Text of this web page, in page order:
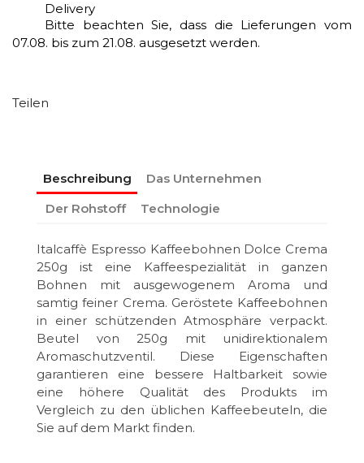
Delivery
Bitte beachten Sie, dass die Lieferungen vom
07.08. bis zum 21.08. ausgesetzt werden.
Teilen
Beschreibung
Das Unternehmen
Der Rohstoff
Technologie
Italcaffè Espresso Kaffeebohnen Dolce Crema
250g ist eine Kaffeespezialität in ganzen
Bohnen mit ausgewogenem Aroma und
samtig feiner Crema. Geröstete Kaffeebohnen
in einer schützenden Atmosphäre verpackt.
Beutel von 250g mit unidirektionalem
Aromaschutzventil. Diese Eigenschaften
garantieren eine bessere Haltbarkeit sowie
eine höhere Qualität des Produkts im
Vergleich zu den üblichen Kaffeebeuteln, die
Sie auf dem Markt finden.